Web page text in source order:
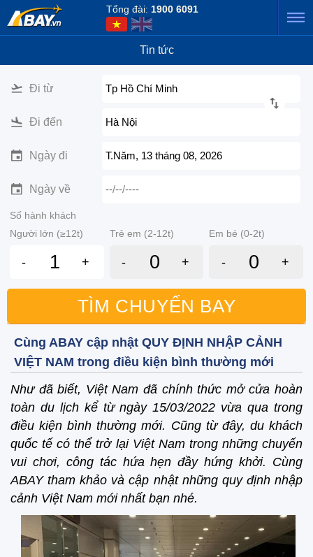
Tổng đài: 1900 6091
Tin tức
Đi từ Tp Hồ Chí Minh
Đi đến Hà Nội
Ngày đi T.Năm, 13 tháng 08, 2026
Ngày về --/--/----
Số hành khách
Người lớn (≥12t)
Trẻ em (2-12t) Em bé (0-2t)
- + - + - +
TÌM CHUYẾN BAY
Cùng ABAY cập nhật QUY ĐỊNH NHẬP CẢNH
VIỆT NAM trong điều kiện bình thường mới
Như đã biết, Việt Nam đã chính thức mở cửa hoàn
toàn du lịch kể từ ngày 15/03/2022 vừa qua trong
điều kiện bình thường mới. Cũng từ đây, du khách
quốc tế có thể trở lại Việt Nam trong những chuyến
vui chơi, công tác hứa hẹn đầy hứng khởi. Cùng
ABAY tham khảo và cập nhật những quy định nhập
cảnh Việt Nam mới nhất bạn nhé.